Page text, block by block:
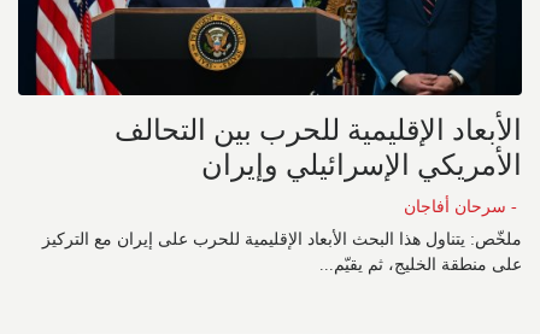
الأبعاد الإقليمية للحرب بين التحالف
الأمريكي الإسرائيلي وإيران
- سرحان أفاجان
ملخّص: يتناول هذا البحث الأبعاد الإقليمية للحرب على إيران مع التركيز
على منطقة الخليج، ثم يقيّم...